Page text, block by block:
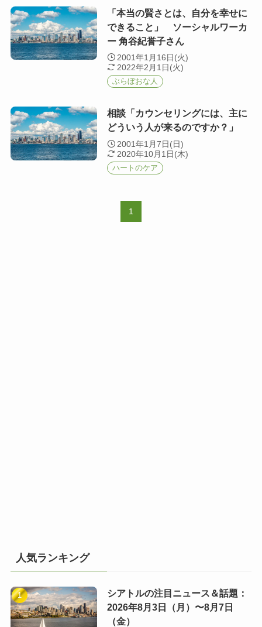
「本当の賢さとは、自分を幸せに
できること」 ソーシャルワーカ
ー 角谷紀誉子さん
2001年1月16日(火)
2022年2月1日(火)
ぶらぼおな人
相談「カウンセリングには、主に
どういう人が来るのですか？」
2001年1月7日(日)
2020年10月1日(木)
ハートのケア
1
人気ランキング
シアトルの注目ニュース＆話題：
2026年8月3日（月）〜8月7日
（金）